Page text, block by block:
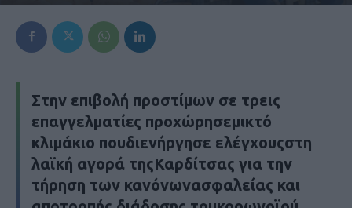
Στην επιβολή προστίμων σε τρεις
επαγγελματίες προχώρησεμικτό
κλιμάκιο πουδιενήργησε ελέγχουςστη
λαϊκή αγορά τηςΚαρδίτσας για την
τήρηση των κανόνωνασφαλείας και